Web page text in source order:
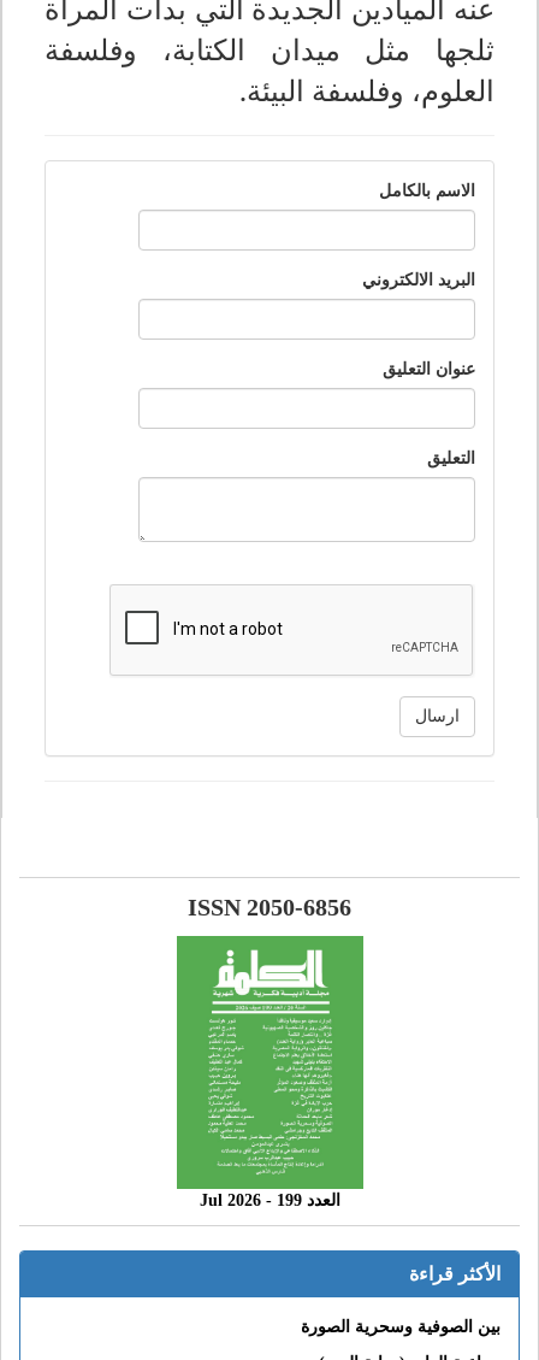
ثلجها مثل ميدان الكتابة، وفلسفة
العلوم، وفلسفة البيئة.
الاسم بالكامل
البريد الالكتروني
عنوان التعليق
التعليق
ارسال
ISSN 2050-6856
العدد 199 - 2026 Jul
الأكثر قراءة
بين الصوفية وسحرية الصورة